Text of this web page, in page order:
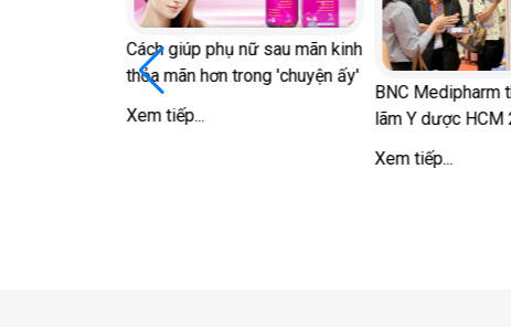
BNC Medipharm với Diễn đàn
Khỏe đẹp từ gốc
5 thói quen làm mất cơ nhanh